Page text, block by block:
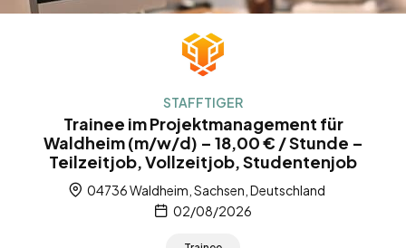
STAFFTIGER
Trainee im Projektmanagement für
Waldheim (m/w/d) – 18,00 € / Stunde –
Teilzeitjob, Vollzeitjob, Studentenjob
04736 Waldheim, Sachsen, Deutschland
02/08/2026